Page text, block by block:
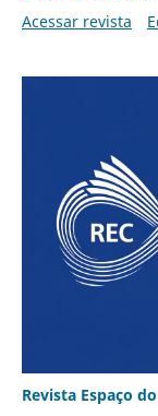
Acessar revista
Revista Espaço